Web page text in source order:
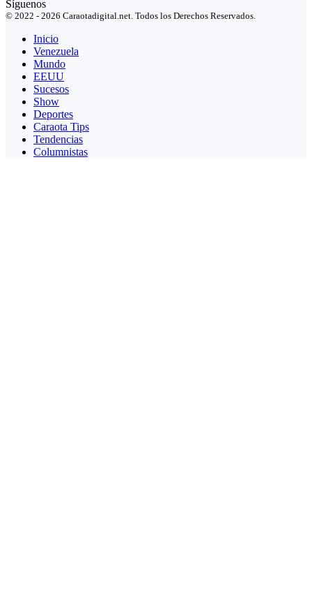
Síguenos
© 2022 - 2026 Caraotadigital.net. Todos los Derechos Reservados.
Inicio
Venezuela
Mundo
EEUU
Sucesos
Show
Deportes
Caraota Tips
Tendencias
Columnistas